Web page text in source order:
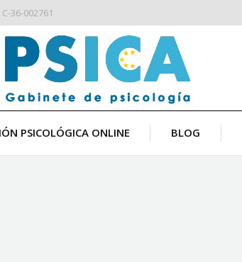
C-36-002761
PSICOLÓGICA ONLINE BLOG